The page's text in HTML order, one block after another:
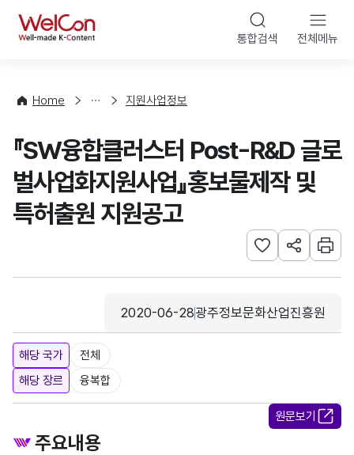
WelCon 통합검색 전체메뉴
Home
사
청
지원사업정보
『SW융합클러스터 Post-R&D 글로
벌사업화지원사업』홍보물제작 및
특허출원 지원공고
관심사 등록하기
URL 공유하
인쇄
등록일
2020-06-28
수집기관
광주정보문화산업진흥원
해당 국가
전체
해당 장르
융복합
원문보기
주요내용